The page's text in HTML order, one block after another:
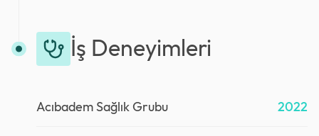
İş Deneyimleri
Acıbadem Sağlık Grubu 2022